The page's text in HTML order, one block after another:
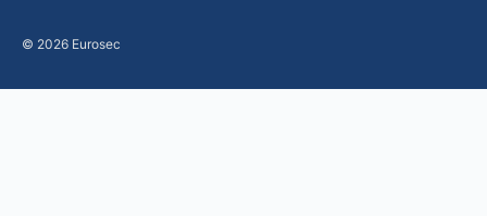
© 2026 Eurosec